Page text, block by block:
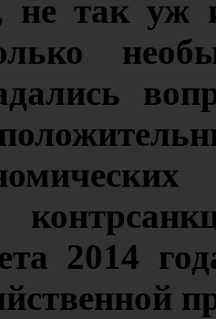
не так уж
2014